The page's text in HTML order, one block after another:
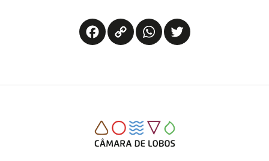
Facebook
Copy
WhatsApp